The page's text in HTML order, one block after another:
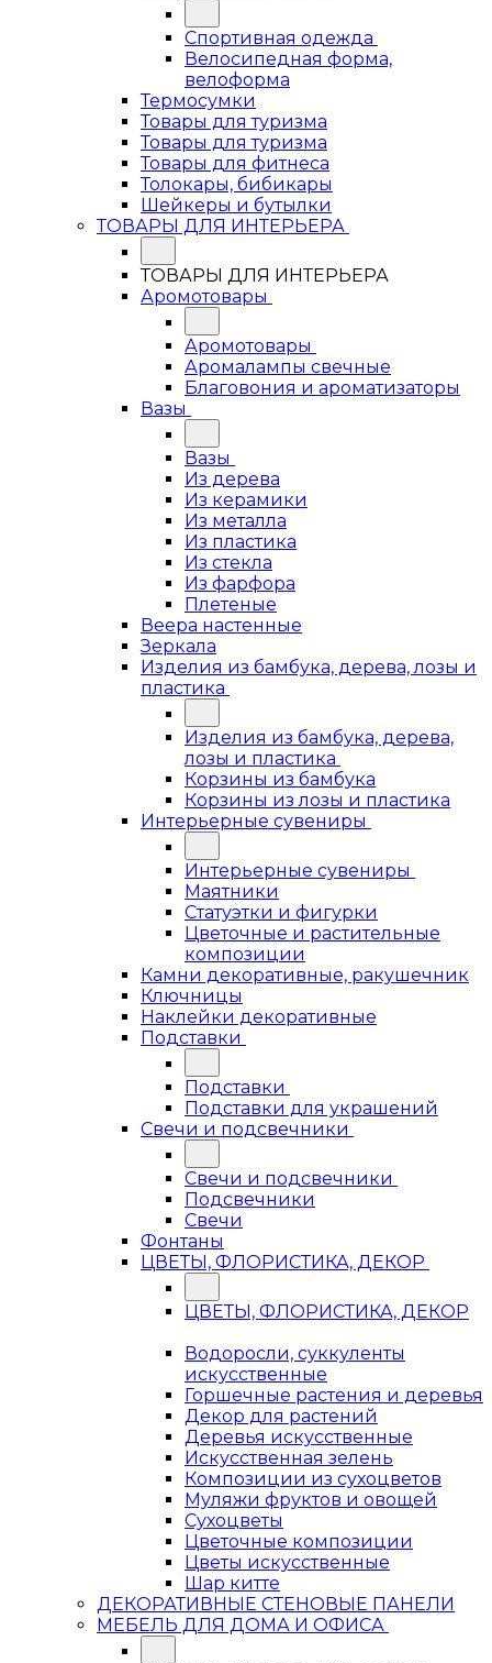
Спортивная одежда
Велосипедная форма,
велоформа
Термосумки
Товары для туризма
Товары для туризма
Товары для фитнеса
Толокары, бибикары
Шейкеры и бутылки
ТОВАРЫ ДЛЯ ИНТЕРЬЕРА
ТОВАРЫ ДЛЯ ИНТЕРЬЕРА
Аромотовары
Аромотовары
Аромалампы свечные
Благовония и ароматизаторы
Вазы
Вазы
Из дерева
Из керамики
Из металла
Из пластика
Из стекла
Из фарфора
Плетеные
Веера настенные
Зеркала
Изделия из бамбука, дерева, лозы и
пластика
Изделия из бамбука, дерева,
лозы и пластика
Корзины из бамбука
Корзины из лозы и пластика
Интерьерные сувениры
Интерьерные сувениры
Маятники
Статуэтки и фигурки
Цветочные и растительные
композиции
Камни декоративные, ракушечник
Ключницы
Наклейки декоративные
Подставки
Подставки
Подставки для украшений
Свечи и подсвечники
Свечи и подсвечники
Подсвечники
Свечи
Фонтаны
ЦВЕТЫ, ФЛОРИСТИКА, ДЕКОР
ЦВЕТЫ, ФЛОРИСТИКА, ДЕКОР
Водоросли, суккуленты
искусственные
Горшечные растения и деревья
Декор для растений
Деревья искусственные
Искусственная зелень
Композиции из сухоцветов
Муляжи фруктов и овощей
Сухоцветы
Цветочные композиции
Цветы искусственные
Шар китте
ДЕКОРАТИВНЫЕ СТЕНОВЫЕ ПАНЕЛИ
МЕБЕЛЬ ДЛЯ ДОМА И ОФИСА